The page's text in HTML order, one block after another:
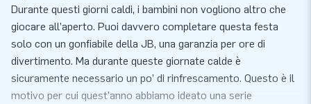
Durante questi giorni caldi, i bambini non vogliono altro che
giocare all’aperto. Puoi davvero completare questa festa
solo con un gonfiabile della JB, una garanzia per ore di
divertimento. Ma durante queste giornate calde è
sicuramente necessario un po’ di rinfrescamento. Questo è il
motivo per cui quest’anno abbiamo ideato una serie